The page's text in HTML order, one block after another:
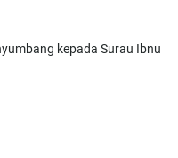
kepada Surau Ibnu